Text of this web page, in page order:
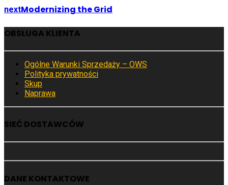
nextModernizing the Grid
OBSŁUGA KLIENTA
Ogólne Warunki Sprzedaży – OWS
Polityka prywatności
Skup
Naprawa
SIEĆ DOSTAWCÓW
DANE KONTAKTOWE